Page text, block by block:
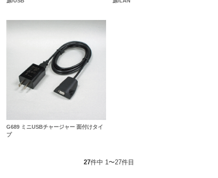
G689 ミニUSBチャージャー 面付けタイ
プ
27件中 1〜27件目